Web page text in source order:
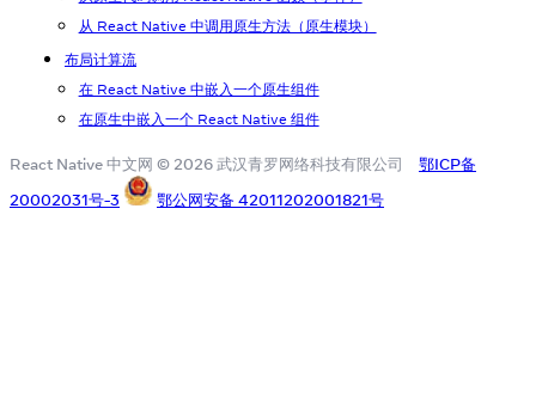
从 React Native 中调用原生方法（原生模块）
布局计算流
在 React Native 中嵌入一个原生组件
在原生中嵌入一个 React Native 组件
React Native 中文网 © 2026 武汉青罗网络科技有限公司
鄂ICP备
20002031号-3
鄂公网安备 42011202001821号